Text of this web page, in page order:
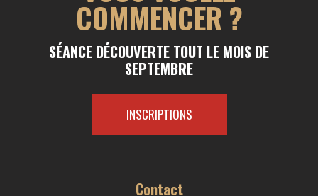
COMMENCER ?
SÉANCE DÉCOUVERTE TOUT LE MOIS DE
SEPTEMBRE
INSCRIPTIONS
Contact